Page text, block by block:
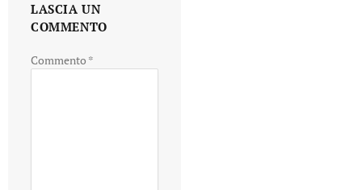
LASCIA UN
COMMENTO
Commento *